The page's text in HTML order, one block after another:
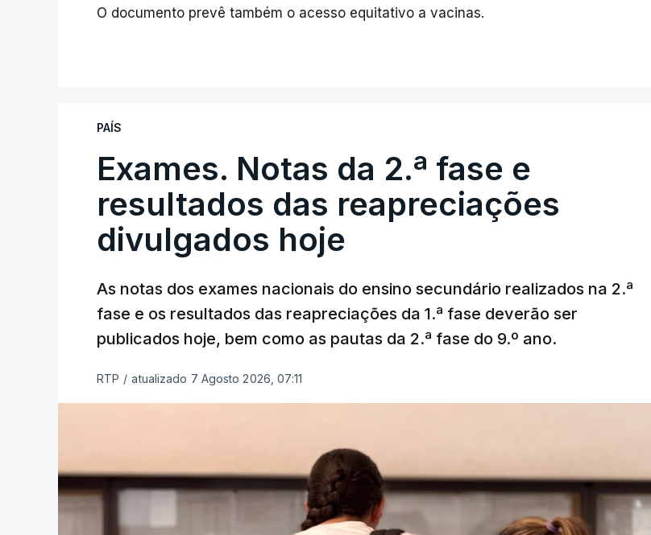
O documento prevê também o acesso equitativo a vacinas.
PAÍS
Exames. Notas da 2.ª fase e
resultados das reapreciações
divulgados hoje
As notas dos exames nacionais do ensino secundário realizados na 2.ª
fase e os resultados das reapreciações da 1.ª fase deverão ser
publicados hoje, bem como as pautas da 2.ª fase do 9.º ano.
RTP / atualizado 7 Agosto 2026, 07:11